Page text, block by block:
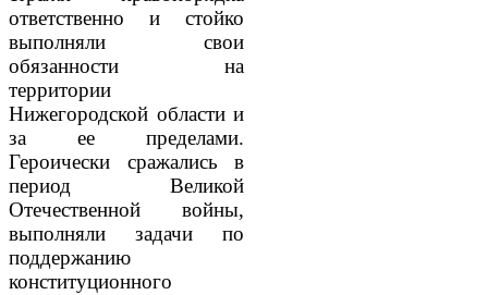
ответственно и стойко
выполняли свои
обязанности на
территории
Нижегородской области и
за ее пределами.
Героически сражались в
период Великой
Отечественной войны,
выполняли задачи по
поддержанию
конституционного